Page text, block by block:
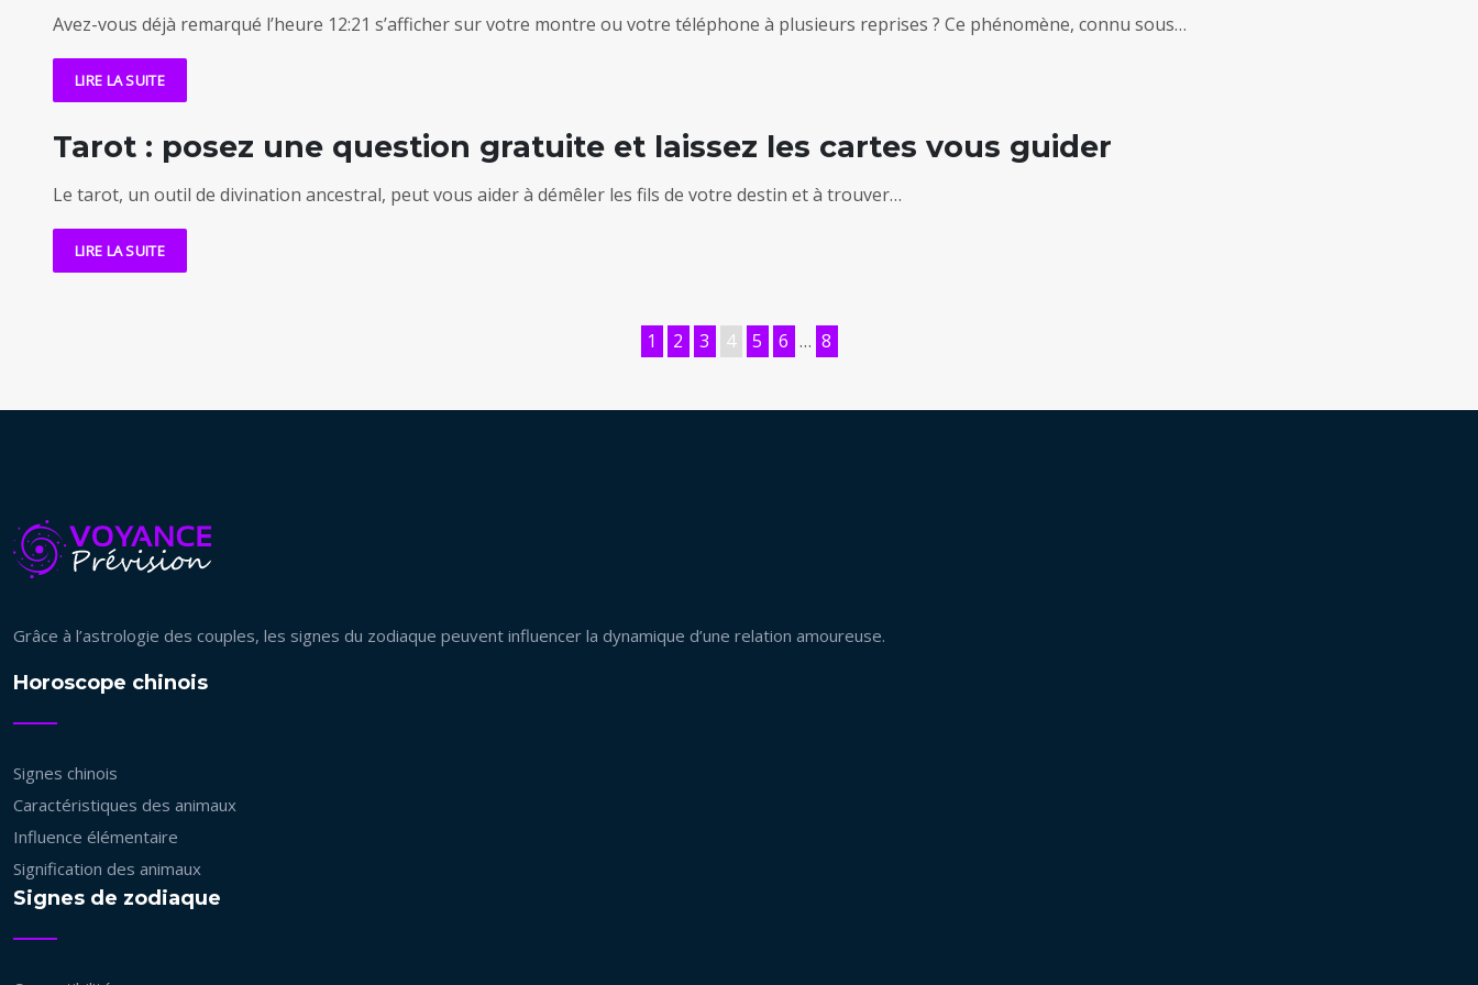
Avez-vous déjà remarqué l’heure 12:21 s’afficher sur votre montre ou votre téléphone à plusieurs reprises ? Ce phénomène, connu sous…
LIRE LA SUITE
Tarot : posez une question gratuite et laissez les cartes vous guider
Le tarot, un outil de divination ancestral, peut vous aider à démêler les fils de votre destin et à trouver…
LIRE LA SUITE
1 2 3 4 5 6 … 8
Grâce à l’astrologie des couples, les signes du zodiaque peuvent influencer la dynamique d’une relation amoureuse.
Horoscope chinois
Signes chinois
Caractéristiques des animaux
Influence élémentaire
Signification des animaux
Signes de zodiaque